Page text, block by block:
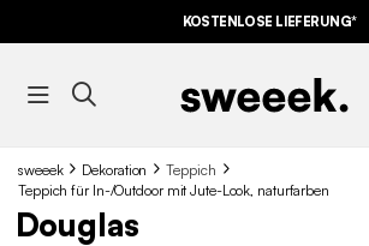
KOSTENLOSE LIEFERUNG*
sweeek Dekoration
Teppich
Teppich für In-/Outdoor mit Jute-Look, naturfarben
Douglas